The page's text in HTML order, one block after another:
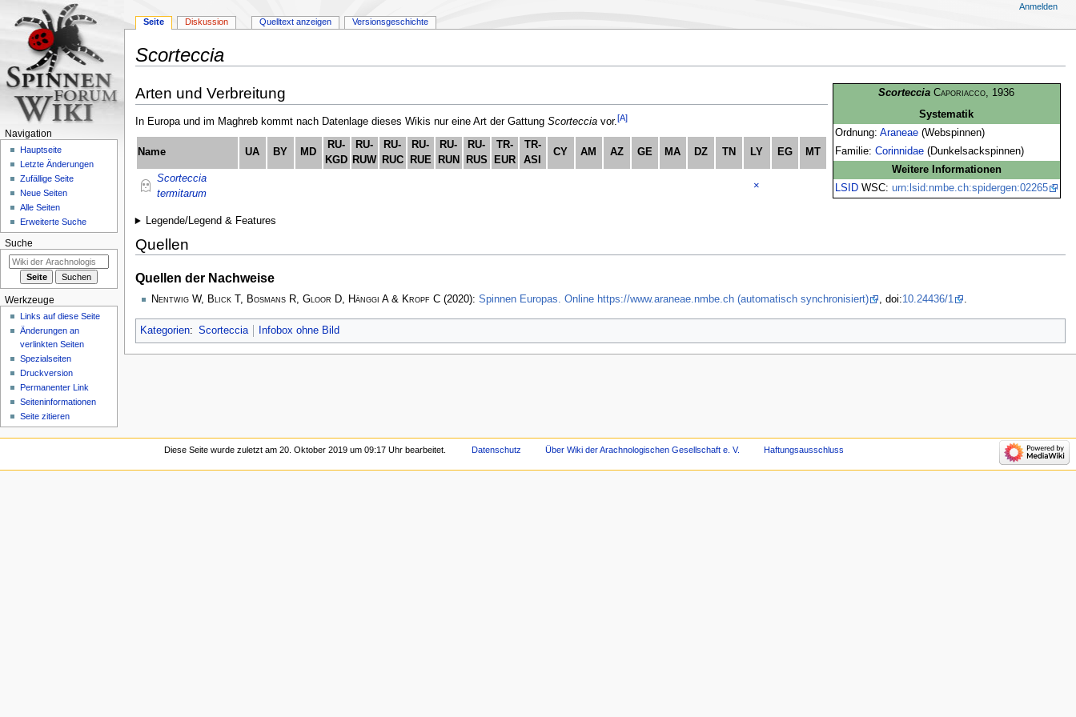
Scorteccia
Navigation
springen
Suche
springen
Scorteccia Caporiacco, 1936
Systematik
Ordnung: Araneae(Webspinnen)
Familie: Corinnidae(Dunkelsackspinnen)
Weitere Informationen
LSIDWSC: urn:lsid:nmbe.ch:spidergen:02265
Arten und Verbreitung
In Europa und im Maghreb kommt nach Datenlage dieses Wikis nur eine Art der Gattung Scortecciavor.[A]
Name UA BY MD
RU-
KGD
RU-
RUW
RU-
RUC
RU-
RUE
RU-
RUN
RU-
RUS
TR-
EUR
TR-
ASI
CY AM AZ GE MA DZ TN LY EG MT
Scorteccia
termitarum
×
Legende/Legend & Features
Quellen
Quellen der Nachweise
Nentwig W, Blick T, Bosmans R, Gloor D, Hänggi A & Kropf C(2020): Spinnen Europas. Online https://www.araneae.nmbe.ch (automatisch synchronisiert) , doi:10.24436/1 .
Kategorien: Scorteccia Infobox ohne Bild
Seite Diskussion Quelltext anzeigen Versionsgeschichte
Anmelden
Navigation
Hauptseite
Letzte Änderungen
Zufällige Seite
Neue Seiten
Alle Seiten
Erweiterte Suche
Suche
Werkzeuge
Links auf diese Seite
Änderungen an
verlinkten Seiten
Spezialseiten
Druckversion
Permanenter Link
Seiten­­informationen
Seite zitieren
Diese Seite wurde zuletzt am 20. Oktober 2019 um 09:17 Uhr bearbeitet. Datenschutz Über Wiki der Arachnologischen Gesellschaft e. V. Haftungsausschluss